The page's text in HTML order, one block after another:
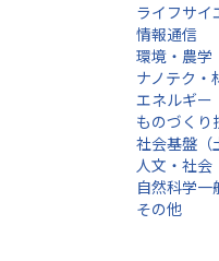
ライフサイ
情報通信
環境・農学
ナノテク・
エネルギー
ものづくり
社会基盤（
人文・社会
自然科学一
その他